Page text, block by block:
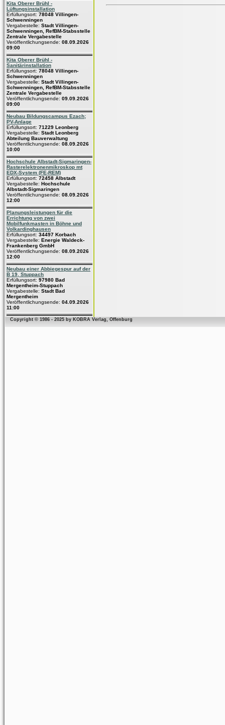
Kita Oberer Brühl -
Lüftungsinstallation
Erfüllungsort: 78048 Villingen-
Schwenningen
Vergabestelle: Stadt Villingen-
Schwenningen, RefBM-Stabsstelle
Zentrale Vergabestelle
Veröffentlichungsende: 08.09.2026
09:00
Kita Oberer Brühl -
Sanitärinstallation
Erfüllungsort: 78048 Villingen-
Schwenningen
Vergabestelle: Stadt Villingen-
Schwenningen, RefBM-Stabsstelle
Zentrale Vergabestelle
Veröffentlichungsende: 09.09.2026
09:00
Neubau Bildungscampus Ezach;
PV-Anlage
Erfüllungsort: 71229 Leonberg
Vergabestelle: Stadt Leonberg
Abteilung Bauverwaltung
Veröffentlichungsende: 08.09.2026
10:00
Hochschule Albstadt-Sigmaringen-
Rasterelektronenmikroskop mt
EDX-System (FE-REM)
Erfüllungsort: 72458 Albstadt
Vergabestelle: Hochschule
Albstadt-Sigmaringen
Veröffentlichungsende: 08.09.2026
12:00
Planungsleistungen für die
Errichtung von zwei
Mobilfunkmasten in Böhne und
Volkardinghausen
Erfüllungsort: 34497 Korbach
Vergabestelle: Energie Waldeck-
Frankenberg GmbH
Veröffentlichungsende: 08.09.2026
12:00
Neubau einer Abbiegespur auf der
B 19, Stuppach
Erfüllungsort: 97980 Bad
Mergentheim-Stuppach
Vergabestelle: Stadt Bad
Mergentheim
Veröffentlichungsende: 04.09.2026
11:00
Copyright © 1986 - 2025 by KOBRA Verlag, Offenburg